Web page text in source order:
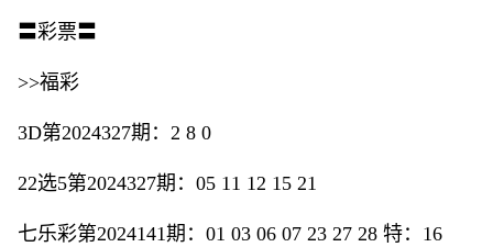
〓彩票〓
>>福彩
3D第2024327期：2 8 0
22选5第2024327期：05 11 12 15 21
七乐彩第2024141期：01 03 06 07 23 27 28 特：16